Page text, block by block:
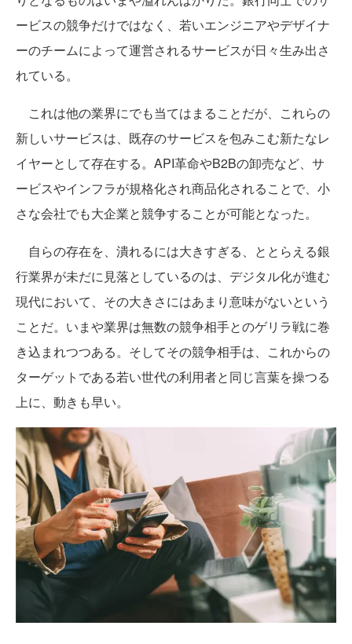
ービスの競争だけではなく、若いエンジニアやデザイナ
ーのチームによって運営されるサービスが日々生み出さ
れている。
これは他の業界にでも当てはまることだが、これらの
新しいサービスは、既存のサービスを包みこむ新たなレ
イヤーとして存在する。API革命やB2Bの卸売など、サ
ービスやインフラが規格化され商品化されることで、小
さな会社でも大企業と競争することが可能となった。
自らの存在を、潰れるには大きすぎる、ととらえる銀
行業界が未だに見落としているのは、デジタル化が進む
現代において、その大きさにはあまり意味がないという
ことだ。いまや業界は無数の競争相手とのゲリラ戦に巻
き込まれつつある。そしてその競争相手は、これからの
ターゲットである若い世代の利用者と同じ言葉を操つる
上に、動きも早い。